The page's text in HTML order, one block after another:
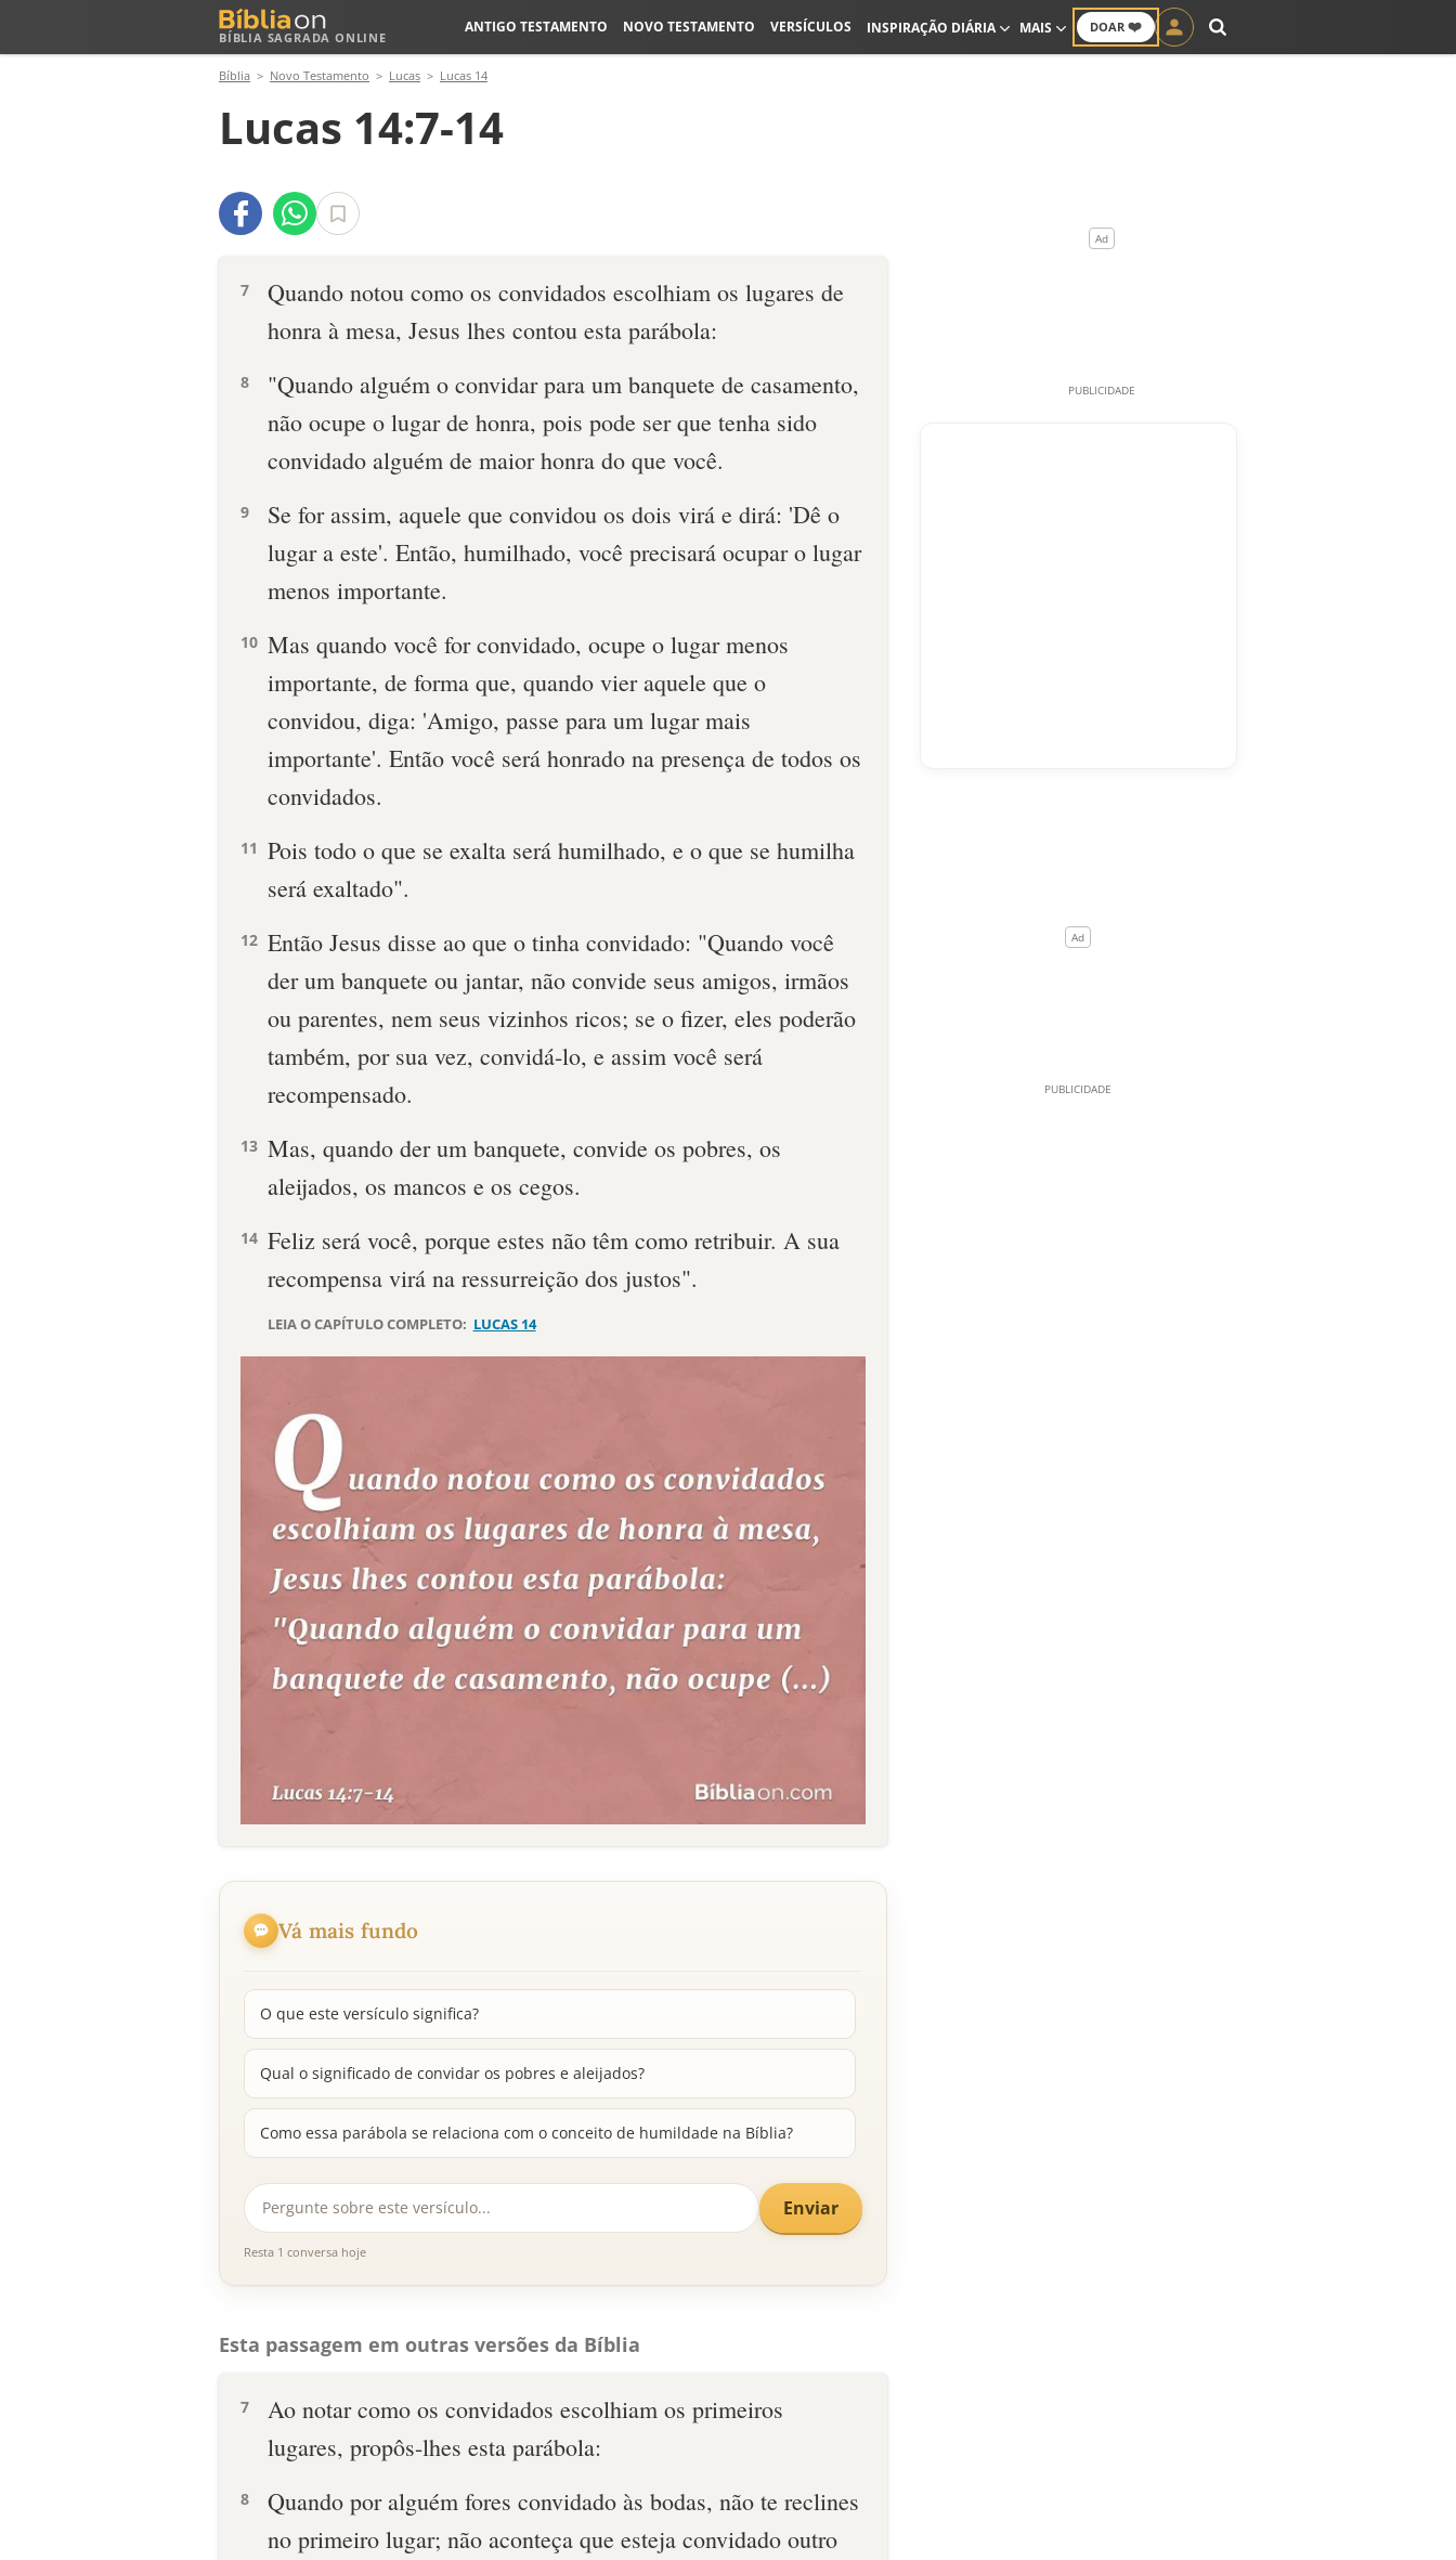
BÍBLIA SAGRADA ONLINE
DOAR ❤️
ANTIGO TESTAMENTO NOVO TESTAMENTO VERSÍCULOS INSPIRAÇÃO DIÁRIA MAIS
Bíblia Novo Testamento Lucas Lucas 14
Lucas 14:7-14
7
Quando notou como os convidados escolhiam os lugares de
honra à mesa, Jesus lhes contou esta parábola:
8
"Quando alguém o convidar para um banquete de casamento,
não ocupe o lugar de honra, pois pode ser que tenha sido
convidado alguém de maior honra do que você.
9
Se for assim, aquele que convidou os dois virá e dirá: 'Dê o
lugar a este'. Então, humilhado, você precisará ocupar o lugar
menos importante.
10 Mas quando você for convidado, ocupe o lugar menos
importante, de forma que, quando vier aquele que o
convidou, diga: 'Amigo, passe para um lugar mais
importante'. Então você será honrado na presença de todos os
convidados.
11 Pois todo o que se exalta será humilhado, e o que se humilha
será exaltado".
12 Então Jesus disse ao que o tinha convidado: "Quando você
der um banquete ou jantar, não convide seus amigos, irmãos
ou parentes, nem seus vizinhos ricos; se o fizer, eles poderão
também, por sua vez, convidá-lo, e assim você será
recompensado.
13 Mas, quando der um banquete, convide os pobres, os
aleijados, os mancos e os cegos.
14 Feliz será você, porque estes não têm como retribuir. A sua
recompensa virá na ressurreição dos justos".
LEIA O CAPÍTULO COMPLETO: LUCAS 14
Vá mais fundo
O que este versículo significa?
Qual o significado de convidar os pobres e aleijados?
Como essa parábola se relaciona com o conceito de humildade na Bíblia?
Enviar
Resta 1 conversa hoje
Esta passagem em outras versões da Bíblia
7
Ao notar como os convidados escolhiam os primeiros
lugares, propôs-lhes esta parábola:
8
Quando por alguém fores convidado às bodas, não te reclines
no primeiro lugar; não aconteça que esteja convidado outro